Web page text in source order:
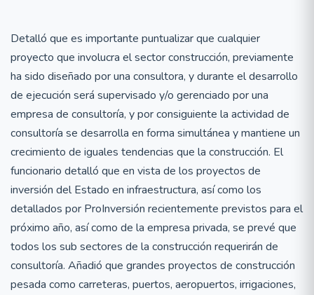
Detalló que es importante puntualizar que cualquier
proyecto que involucra el sector construcción, previamente
ha sido diseñado por una consultora, y durante el desarrollo
de ejecución será supervisado y/o gerenciado por una
empresa de consultoría, y por consiguiente la actividad de
consultoría se desarrolla en forma simultánea y mantiene un
crecimiento de iguales tendencias que la construcción. El
funcionario detalló que en vista de los proyectos de
inversión del Estado en infraestructura, así como los
detallados por ProInversión recientemente previstos para el
próximo año, así como de la empresa privada, se prevé que
todos los sub sectores de la construcción requerirán de
consultoría. Añadió que grandes proyectos de construcción
pesada como carreteras, puertos, aeropuertos, irrigaciones,